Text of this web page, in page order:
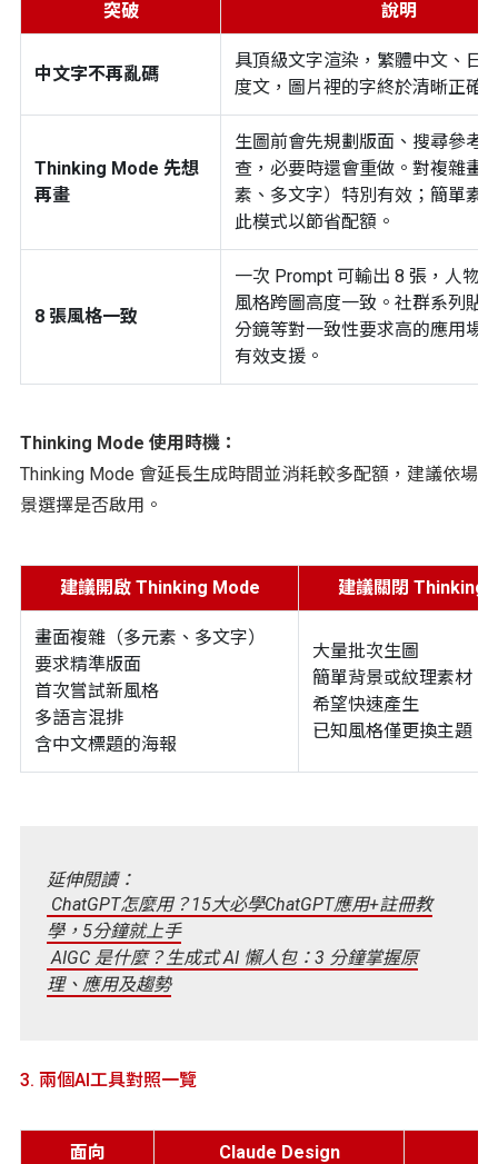
突破 說明
中文字不再亂碼
具頂級文字渲染，繁體中文、日
度文，圖片裡的字終於清晰正確
Thinking Mode 先想
再畫
生圖前會先規劃版面、搜尋參考
查，必要時還會重做。對複雜畫
素、多文字）特別有效；簡單素
此模式以節省配額。
8 張風格一致
一次 Prompt 可輸出 8 張，人物
風格跨圖高度一致。社群系列貼
分鏡等對一致性要求高的應用場
有效支援。
Thinking Mode 使用時機：
Thinking Mode 會延長生成時間並消耗較多配額，建議依場
景選擇是否啟用。
建議開啟 Thinking Mode 建議關閉 Thinking
畫面複雜（多元素、多文字）
要求精準版面
首次嘗試新風格
多語言混排
含中文標題的海報
大量批次生圖
簡單背景或紋理素材
希望快速產生
已知風格僅更換主題
延伸閱讀：
ChatGPT怎麼用？15大必學ChatGPT應用+註冊教
學，5分鐘就上手
AIGC 是什麼？生成式 AI 懶人包：3 分鐘掌握原
理、應用及趨勢
3. 兩個AI工具對照一覽
面向 Claude Design